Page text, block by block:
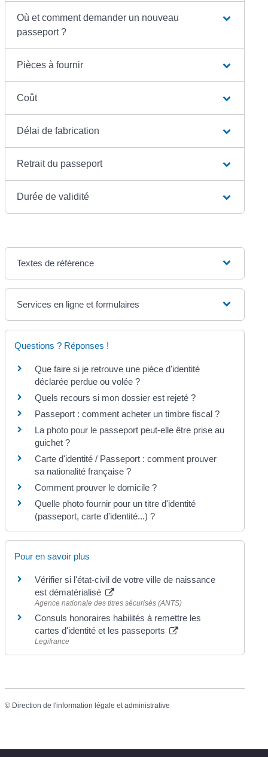
Où et comment demander un nouveau
passeport ?
Pièces à fournir
Coût
Délai de fabrication
Retrait du passeport
Durée de validité
Textes de référence
Services en ligne et formulaires
Questions ? Réponses !
Que faire si je retrouve une pièce d'identité
déclarée perdue ou volée ?
Quels recours si mon dossier est rejeté ?
Passeport : comment acheter un timbre fiscal ?
La photo pour le passeport peut-elle être prise au
guichet ?
Carte d'identité / Passeport : comment prouver
sa nationalité française ?
Comment prouver le domicile ?
Quelle photo fournir pour un titre d'identité
(passeport, carte d'identité...) ?
Pour en savoir plus
Vérifier si l'état-civil de votre ville de naissance
est dématérialisé
Agence nationale des titres sécurisés (ANTS)
Consuls honoraires habilités à remettre les
cartes d'identité et les passeports
Legifrance
© Direction de l'information légale et administrative